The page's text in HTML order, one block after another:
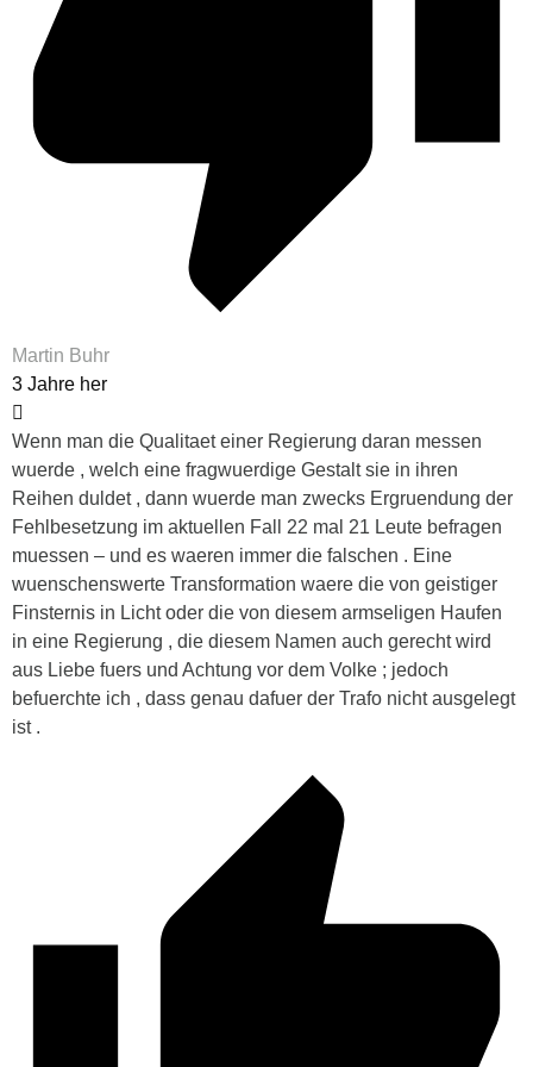
Martin Buhr
3 Jahre her
Wenn man die Qualitaet einer Regierung daran messen
wuerde , welch eine fragwuerdige Gestalt sie in ihren
Reihen duldet , dann wuerde man zwecks Ergruendung der
Fehlbesetzung im aktuellen Fall 22 mal 21 Leute befragen
muessen – und es waeren immer die falschen . Eine
wuenschenswerte Transformation waere die von geistiger
Finsternis in Licht oder die von diesem armseligen Haufen
in eine Regierung , die diesem Namen auch gerecht wird
aus Liebe fuers und Achtung vor dem Volke ; jedoch
befuerchte ich , dass genau dafuer der Trafo nicht ausgelegt
ist .